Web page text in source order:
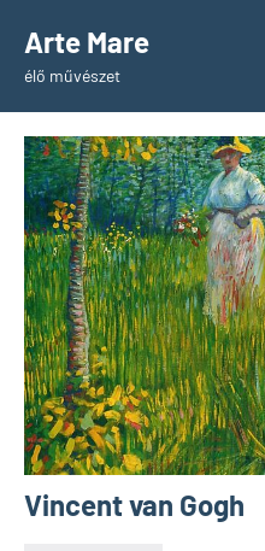
content
Arte Mare
élő művészet
Vincent van Gogh